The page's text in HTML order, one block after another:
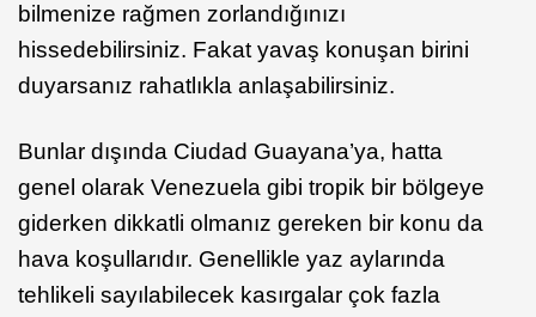
bilmenize rağmen zorlandığınızı
hissedebilirsiniz. Fakat yavaş konuşan birini
duyarsanız rahatlıkla anlaşabilirsiniz.
Bunlar dışında Ciudad Guayana’ya, hatta
genel olarak Venezuela gibi tropik bir bölgeye
giderken dikkatli olmanız gereken bir konu da
hava koşullarıdır. Genellikle yaz aylarında
tehlikeli sayılabilecek kasırgalar çok fazla